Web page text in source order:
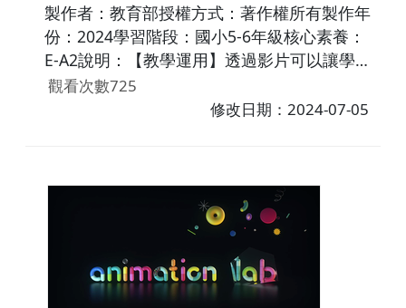
製作者：教育部授權方式：著作權所有製作年
份：2024學習階段：國小5-6年級核心素養：
E-A2說明：【教學運用】透過影片可以讓學生
認識分辨黑心食品及食安事件對個人、家庭及
社會的影響。以及覺知各種食藥妝誤用所帶來
【食安事件共通點】覺察黑心食品及食安事件
對個人、家庭生活的影響及帶來的危機。
護自己飲食健康。【故事大綱】思考教室裡，
奶奶帶著小妖們一起回顧本集影片，再次和大
觀看次數725
修改日期：2024-07-05